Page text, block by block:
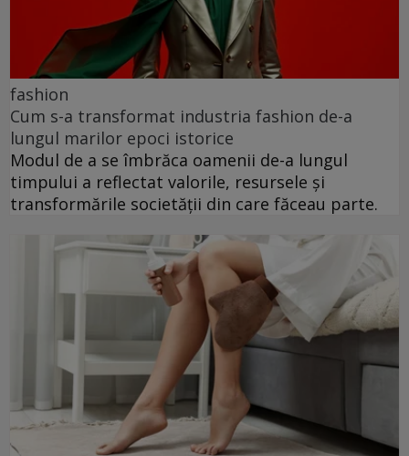
fashion
Cum s-a transformat industria fashion de-a
lungul marilor epoci istorice
Modul de a se îmbrăca oamenii de-a lungul
timpului a reflectat valorile, resursele și
transformările societății din care făceau parte.